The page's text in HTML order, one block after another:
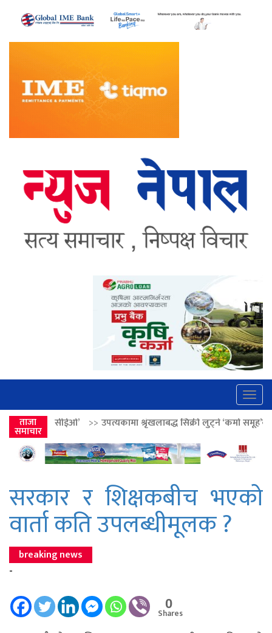
ताजा
समाचार
उपत्यकामा श्रृंखलाबद्ध सिक्री लुट्ने ‘कर्मा समूह’का नाइकेसहित पाँच पक्राउ
सरकार र शिक्षकबीच भएको
वार्ता कति उपलब्धीमूलक ?
breaking news
-
0
Shares